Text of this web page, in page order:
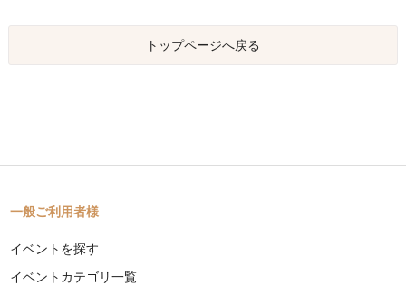
トップページへ戻る
一般ご利用者様
イベントを探す
イベントカテゴリ一覧